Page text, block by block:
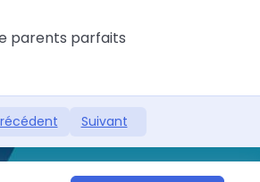
parents parfaits
Suivant